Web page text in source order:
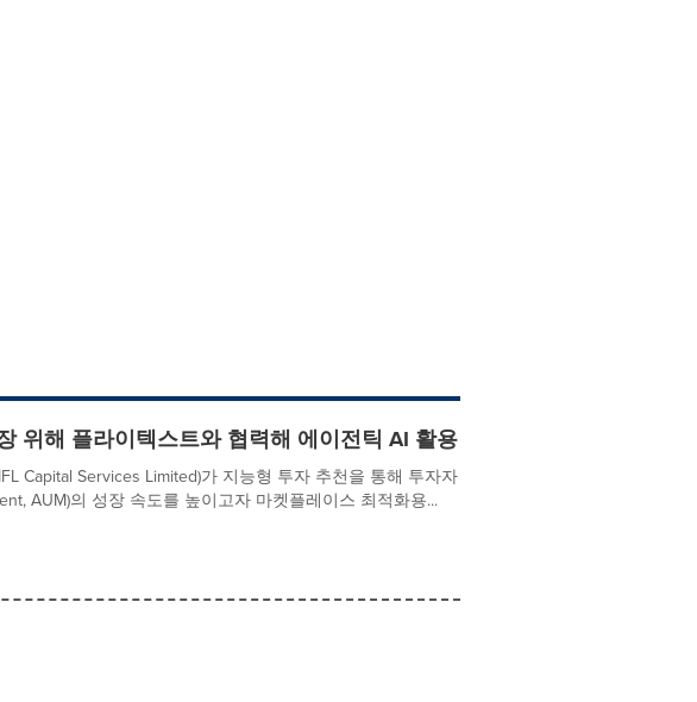
위해 플라이텍스트와 협력해 에이전틱 AI 활용
Capital Services Limited)가 지능형 투자 추천을 통해 투자자
AUM)의 성장 속도를 높이고자 마켓플레이스 최적화용...